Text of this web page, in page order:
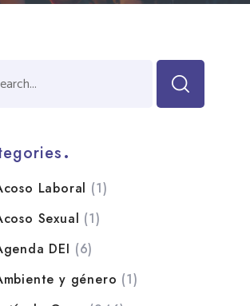
Laboral (1)
Sexual (1)
DEI (6)
y género (1)